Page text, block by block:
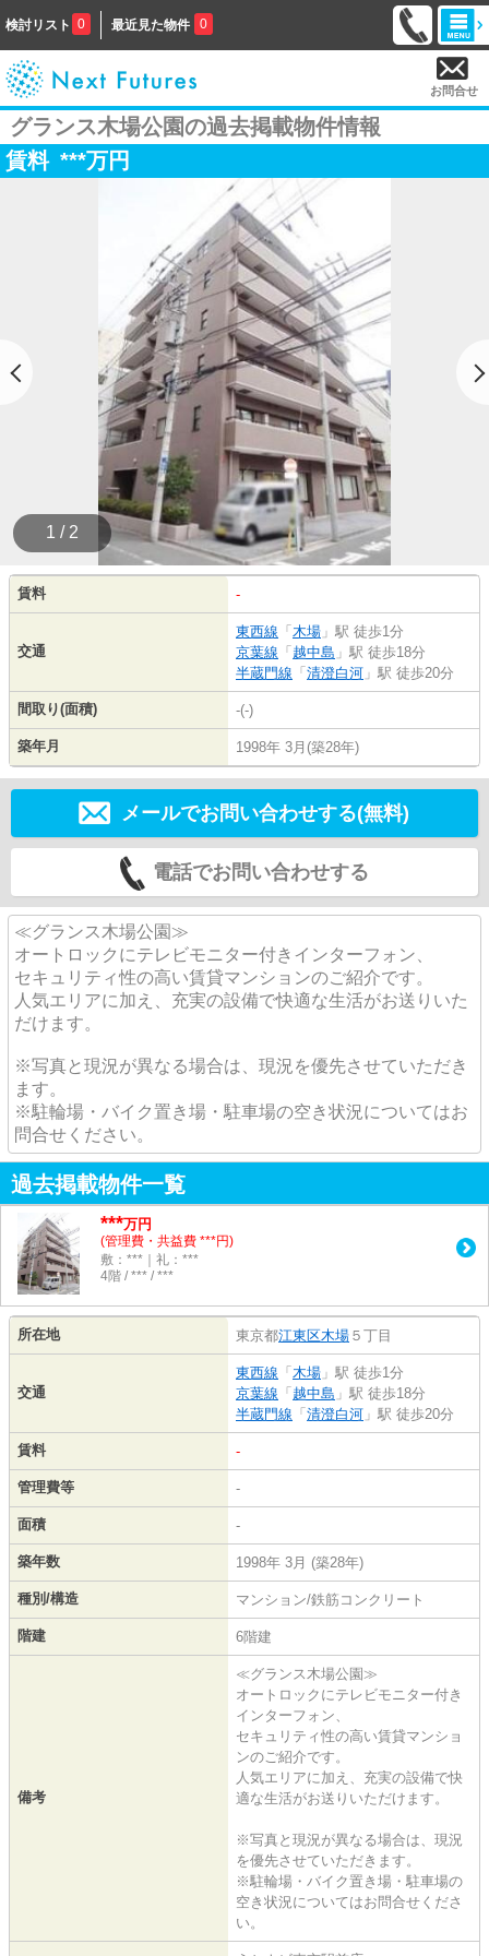
検討リスト 0 最近見た物件 0
お問合せ
グランス木場公園の過去掲載物件情報
賃料 ***万円
1 / 2
賃料 -
交通
東西線 「 木場 」駅 徒歩1分
京葉線 「 越中島 」駅 徒歩18分
半蔵門線 「 清澄白河 」駅 徒歩20分
間取り(面積) -(-)
築年月 1998年 3月(築28年)
メールでお問い合わせする(無料)
電話でお問い合わせする
≪グランス木場公園≫
オートロックにテレビモニター付きインターフォン、
セキュリティ性の高い賃貸マンションのご紹介です。
人気エリアに加え、充実の設備で快適な生活がお送りいた
だけます。
※写真と現況が異なる場合は、現況を優先させていただき
ます。
※駐輪場・バイク置き場・駐車場の空き状況についてはお
問合せください。
過去掲載物件一覧
***万円
(管理費・共益費 ***円)
敷：***｜礼：***
4階 / *** / ***
所在地 東京都江東区木場 ５丁目
交通
東西線 「 木場 」駅 徒歩1分
京葉線 「 越中島 」駅 徒歩18分
半蔵門線 「 清澄白河 」駅 徒歩20分
賃料 -
管理費等 -
面積 -
築年数 1998年 3月 (築28年)
種別/構造 マンション/鉄筋コンクリート
階建 6階建
備考
≪グランス木場公園≫
オートロックにテレビモニター付き
インターフォン、
セキュリティ性の高い賃貸マンショ
ンのご紹介です。
人気エリアに加え、充実の設備で快
適な生活がお送りいただけます。
※写真と現況が異なる場合は、現況
を優先させていただきます。
※駐輪場・バイク置き場・駐車場の
空き状況についてはお問合せくださ
い。